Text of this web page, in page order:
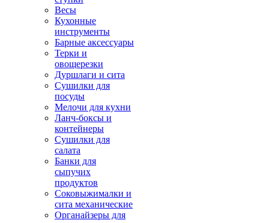
Весы
Кухонные
инструменты
Барные аксессуары
Терки и
овощерезки
Дуршлаги и сита
Сушилки для
посуды
Мелочи для кухни
Ланч-боксы и
контейнеры
Сушилки для
салата
Банки для
сыпучих
продуктов
Соковыжималки и
сита механические
Органайзеры для